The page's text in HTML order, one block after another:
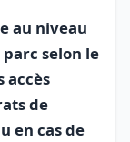
au niveau
selon le
accès
de
en cas de